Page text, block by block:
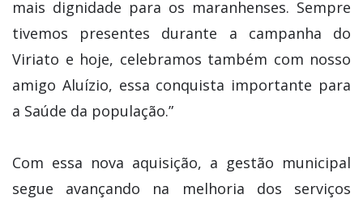
mais dignidade para os maranhenses. Sempre
tivemos presentes durante a campanha do
Viriato e hoje, celebramos também com nosso
amigo Aluízio, essa conquista importante para
a Saúde da população.”
Com essa nova aquisição, a gestão municipal
segue avançando na melhoria dos serviços